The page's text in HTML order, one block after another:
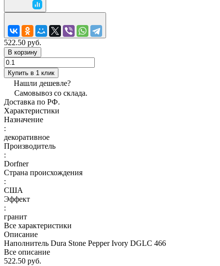
522.50 руб.
В корзину
Купить в 1 клик
Нашли дешевле?
Самовывоз со склада.
Доставка по РФ.
Характеристики
Назначение
:
декоративное
Производитель
:
Dorfner
Страна происхождения
:
США
Эффект
:
гранит
Все характеристики
Описание
Наполнитель Dura Stone Pepper Ivory DGLC 466
Все описание
522.50 руб.